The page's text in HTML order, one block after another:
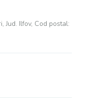
Jud. Ilfov, Cod postal: